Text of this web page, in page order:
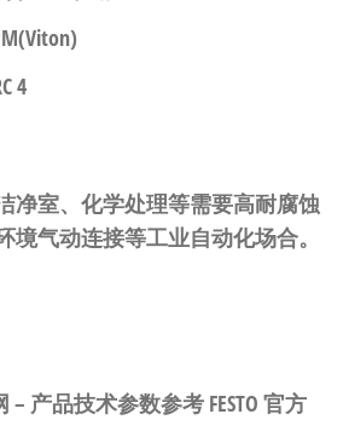
4
净室、化学处理等需要高耐腐蚀
境气动连接等工业自动化场合。
– 产品技术参数参考 FESTO 官方